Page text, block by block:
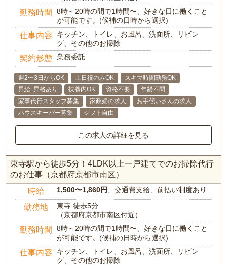
勤務時間
8時～20時の間で1時間〜、好きな日に働くこと
が可能です。(候補の日時から選択)
仕事内容
キッチン、トイレ、お風呂、洗面所、リビン
グ、その他のお掃除
契約形態 業務委託
週2〜3日からOK 土日祝のみOK
スキマ時間勤務OK
昇給･昇格あり
扶養内OK 資格不要
年齢不問
家事代行スタッフ募集
家政婦の求人
お手伝いさんの求人
ハウスキーパー募集
シフト自由
この求人の詳細を見る
東寺駅から徒歩5分！4LDK以上一戸建てでのお掃除代行
のお仕事（京都府京都市南区）
時給 1,500〜1,860円 、交通費支給、前払い制度あり
勤務地
東寺 徒歩5分
（京都府京都市南区付近）
勤務時間
8時～20時の間で1時間〜、好きな日に働くこと
が可能です。(候補の日時から選択)
仕事内容
キッチン、トイレ、お風呂、洗面所、リビン
グ、その他のお掃除